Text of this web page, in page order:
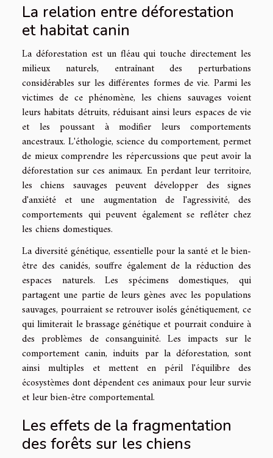
La relation entre déforestation
et habitat canin
La déforestation est un fléau qui touche directement les
milieux naturels, entraînant des perturbations
considérables sur les différentes formes de vie. Parmi les
victimes de ce phénomène, les chiens sauvages voient
leurs habitats détruits, réduisant ainsi leurs espaces de vie
et les poussant à modifier leurs comportements
ancestraux. L'éthologie, science du comportement, permet
de mieux comprendre les répercussions que peut avoir la
déforestation sur ces animaux. En perdant leur territoire,
les chiens sauvages peuvent développer des signes
d'anxiété et une augmentation de l'agressivité, des
comportements qui peuvent également se refléter chez
les chiens domestiques.
La diversité génétique, essentielle pour la santé et le bien-
être des canidés, souffre également de la réduction des
espaces naturels. Les spécimens domestiques, qui
partagent une partie de leurs gènes avec les populations
sauvages, pourraient se retrouver isolés génétiquement, ce
qui limiterait le brassage génétique et pourrait conduire à
des problèmes de consanguinité. Les impacts sur le
comportement canin, induits par la déforestation, sont
ainsi multiples et mettent en péril l'équilibre des
écosystèmes dont dépendent ces animaux pour leur survie
et leur bien-être comportemental.
Les effets de la fragmentation
des forêts sur les chiens